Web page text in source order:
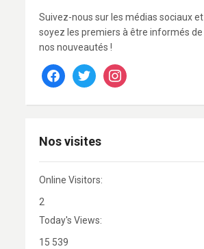
Suivez-nous sur les médias sociaux et
soyez les premiers à être informés de
nos nouveautés !
facebooktwitter instagram
Nos visites
Online Visitors:
2
Today's Views:
15 539